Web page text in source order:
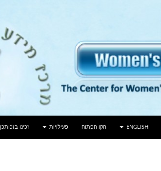
ENGLISH הקו הפתוח פעילויות זכינו בזכותכן